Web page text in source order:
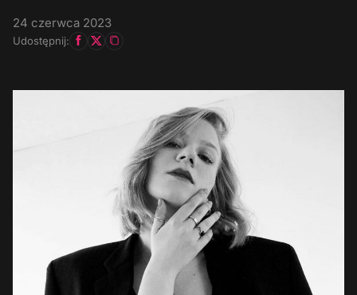
24 czerwca 2023
Udostępnij: